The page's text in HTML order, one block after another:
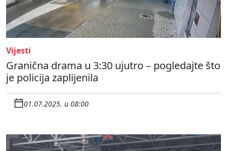
Vijesti
Granična drama u 3:30 ujutro – pogledajte što
je policija zaplijenila
01.07.2025. u 08:00